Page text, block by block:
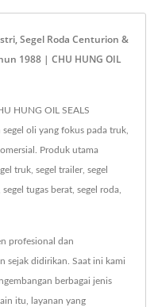
Segel Roda Centurion &
1988 | CHU HUNG OIL
HUNG OIL SEALS
oli yang fokus pada truk,
Produk utama
truk, segel trailer, segel
tugas berat, segel roda,
profesional dan
sejak didirikan. Saat ini kami
berbagai jenis
itu, layanan yang